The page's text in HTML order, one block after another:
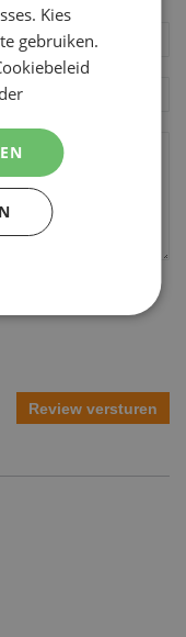
Review versturen
Kies
gebruiken.